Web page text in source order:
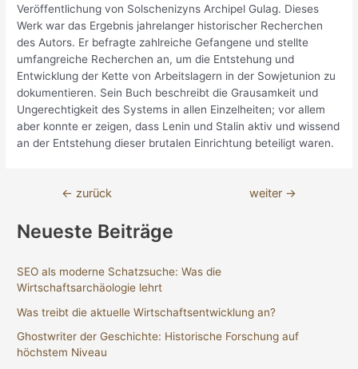
Veröffentlichung von Solschenizyns Archipel Gulag. Dieses
Werk war das Ergebnis jahrelanger historischer Recherchen
des Autors. Er befragte zahlreiche Gefangene und stellte
umfangreiche Recherchen an, um die Entstehung und
Entwicklung der Kette von Arbeitslagern in der Sowjetunion zu
dokumentieren. Sein Buch beschreibt die Grausamkeit und
Ungerechtigkeit des Systems in allen Einzelheiten; vor allem
aber konnte er zeigen, dass Lenin und Stalin aktiv und wissend
an der Entstehung dieser brutalen Einrichtung beteiligt waren.
Beitragsnavigation
← zurück weiter →
Neueste Beiträge
SEO als moderne Schatzsuche: Was die
Wirtschaftsarchäologie lehrt
Was treibt die aktuelle Wirtschaftsentwicklung an?
Ghostwriter der Geschichte: Historische Forschung auf
höchstem Niveau